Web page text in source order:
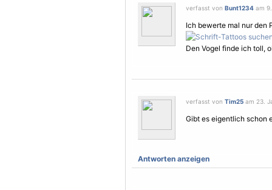
verfasst von Bunt1234 am
Ich bewerte mal nur den
Den Vogel finde ich toll,
verfasst von Tim25 am 23.
Gibt es eigentlich schon
Antworten anzeigen